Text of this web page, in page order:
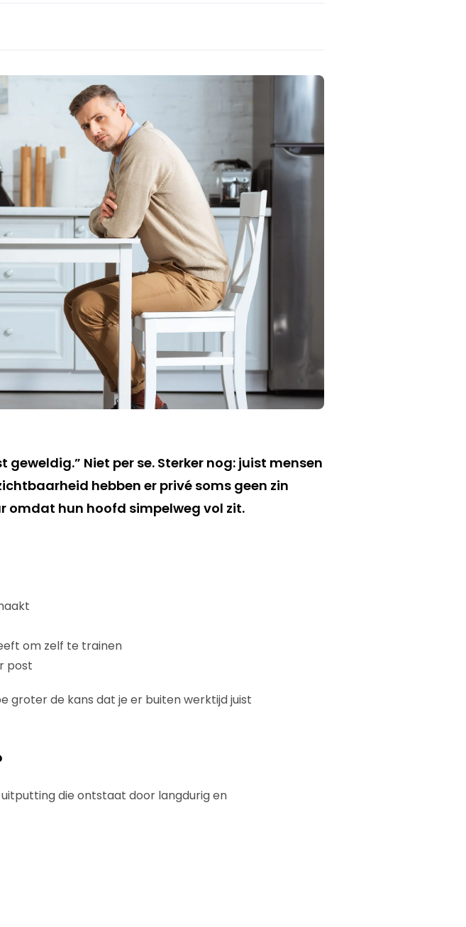
Niet per se. Sterker nog: juist mensen
hebben er privé soms geen zin
omdat hun hoofd simpelweg vol zit.
om zelf te trainen
post
groter de kans dat je er buiten werktijd juist
die ontstaat door langdurig en